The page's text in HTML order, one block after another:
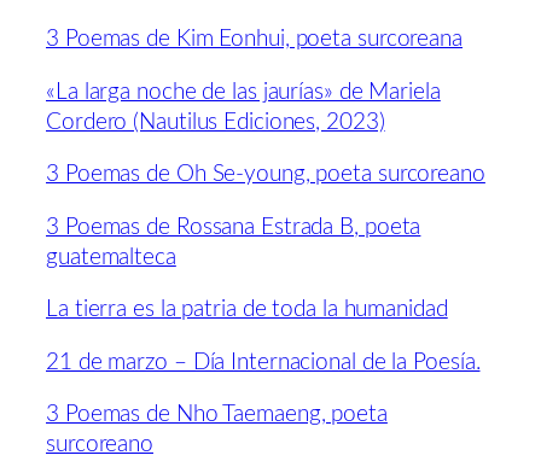
3 Poemas de Kim Eonhui, poeta surcoreana
«La larga noche de las jaurías» de Mariela
Cordero (Nautilus Ediciones, 2023)
3 Poemas de Oh Se-young, poeta surcoreano
3 Poemas de Rossana Estrada B, poeta
guatemalteca
La tierra es la patria de toda la humanidad
21 de marzo – Día Internacional de la Poesía.
3 Poemas de Nho Taemaeng, poeta
surcoreano